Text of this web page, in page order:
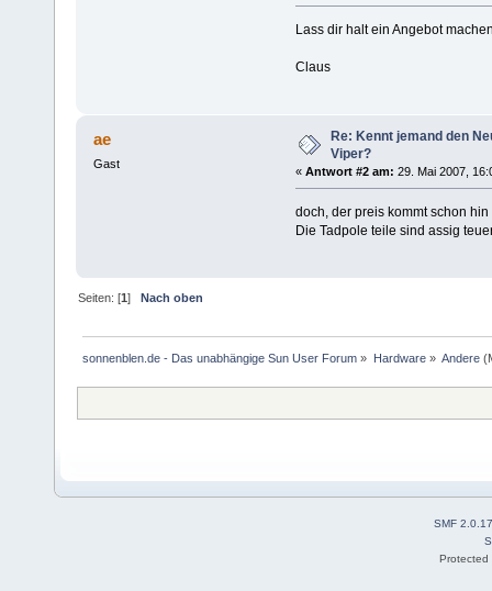
Lass dir halt ein Angebot
Claus
ae
Gast
Re: Kennt jemand den
Viper?
« Antwort #2 am: 29. Mai 2007,
doch, der preis kommt schon
Die Tadpole teile sind assig
Seiten: [1]Nach oben
sonnenblen.de - Das unabhängige Sun User Forum » Hardware» Andere
SMF 2.0.17